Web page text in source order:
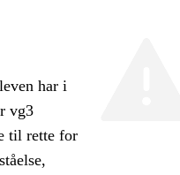
har i
vg3
til rette for